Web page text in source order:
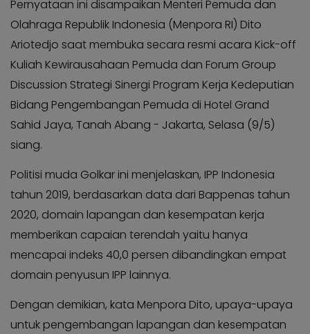
Kabar
Photo
KABAR
KADER
Pernyataan ini disampaikan Menteri Pemuda dan
Olahraga Republik Indonesia (Menpora RI) Dito
Ariotedjo saat membuka secara resmi acara Kick-off
Kuliah Kewirausahaan Pemuda dan Forum Group
Discussion Strategi Sinergi Program Kerja Kedeputian
Bidang Pengembangan Pemuda di Hotel Grand
Sahid Jaya, Tanah Abang - Jakarta, Selasa (9/5)
siang.
Politisi muda Golkar ini menjelaskan, IPP Indonesia
tahun 2019, berdasarkan data dari Bappenas tahun
2020, domain lapangan dan kesempatan kerja
memberikan capaian terendah yaitu hanya
mencapai indeks 40,0 persen dibandingkan empat
domain penyusun IPP lainnya.
Dengan demikian, kata Menpora Dito, upaya-upaya
untuk pengembangan lapangan dan kesempatan